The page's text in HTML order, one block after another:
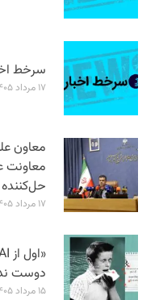
سرخط اخبار/ ۱۷
۱۷ مرداد ۱۴۰۵
معاون
معاونت
۱۷ مرداد ۱۴۰۵
دوست
۱۵ مرداد ۱۴۰۵